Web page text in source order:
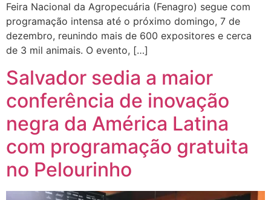
Feira Nacional da Agropecuária (Fenagro) segue com
programação intensa até o próximo domingo, 7 de
dezembro, reunindo mais de 600 expositores e cerca
de 3 mil animais. O evento, […]
Salvador sedia a maior
conferência de inovação
negra da América Latina
com programação gratuita
no Pelourinho